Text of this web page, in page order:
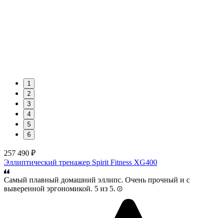
1
2
3
4
5
6
257 490 ₽
Эллиптический тренажер Spirit Fitness XG400
Самый плавный домашний эллипс. Очень прочный и с
выверенной эргономикой. 5 из 5.